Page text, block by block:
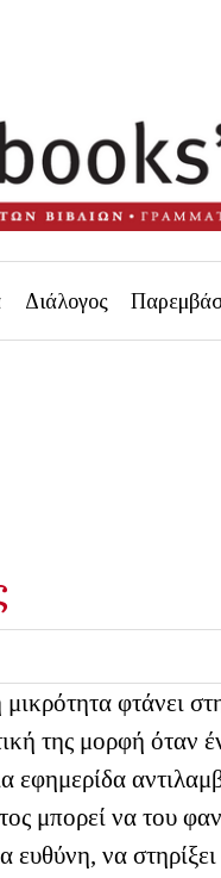
Διάλογος
φτάνει
της μορφή όταν
εφημερίδα
μπορεί να του
ευθύνη, να